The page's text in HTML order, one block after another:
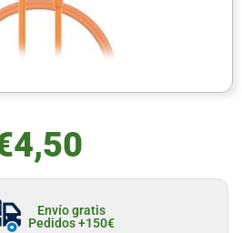
4,50
Envío gratis
Pedidos +150€